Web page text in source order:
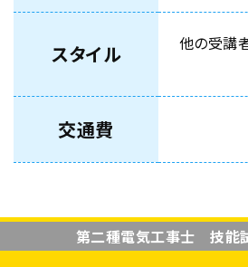
スタイル
他の受講
交通費
第二種電気工事士 技能